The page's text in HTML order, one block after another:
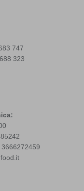
747
323
3666272459